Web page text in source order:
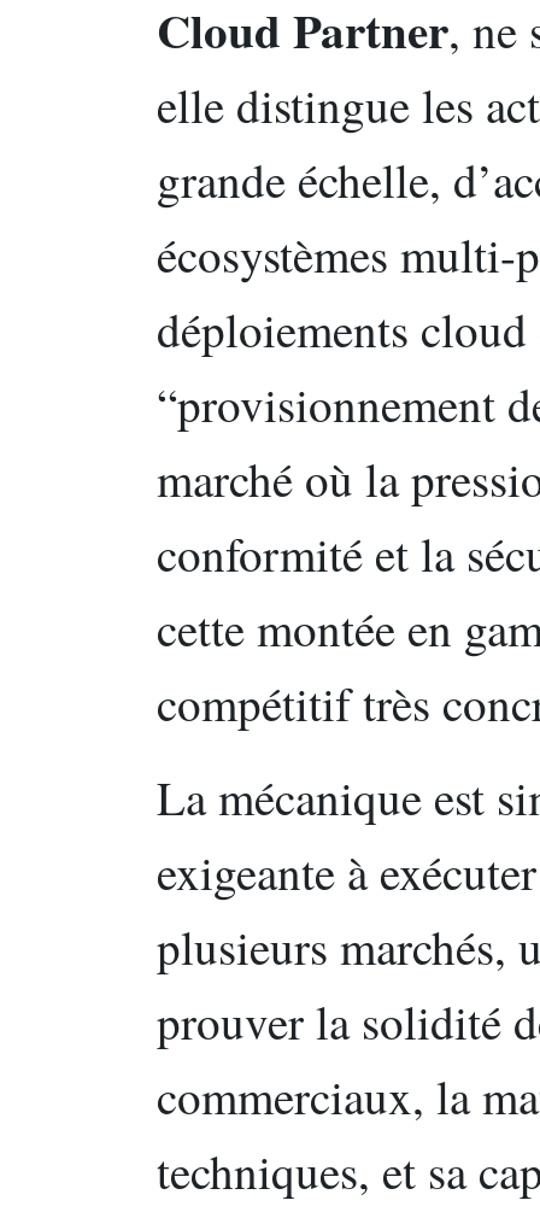
Cloud Partner, ne
elle distingue les
grande échelle,
écosystèmes multi-
déploiements
“provisionnement
marché où la
conformité et la
cette montée en
compétitif très
La mécanique est
exigeante à
plusieurs marchés,
prouver la solidité
commerciaux, la
techniques, et sa